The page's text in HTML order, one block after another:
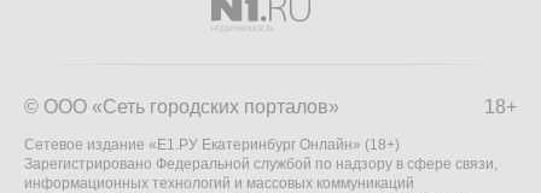
18+
© ООО «Сеть городских порталов»
Сетевое издание «Е1.РУ Екатеринбург Онлайн» (18+)
Зарегистрировано Федеральной службой по надзору в сфере связи,
информационных технологий и массовых коммуникаций